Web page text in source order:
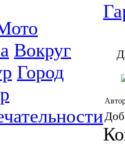
Вокруг
Город